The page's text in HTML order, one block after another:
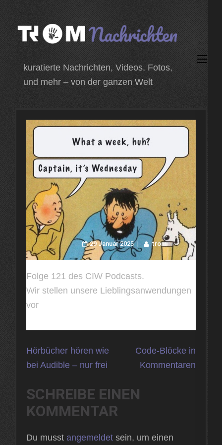
Zum
Inhalt
springen
drücken)
kuratierte Nachrichten, Videos, Fotos,
und mehr – von der ganzen Welt
29 Januar 2025 trom
Folge 121 des CIW Podcasts.
Wir stellen unsere Lieblingsanwendungen
vor
Beitragsnavigation
Hörbücher hören wie
bei Audible – nur frei
Code-Blöcke in
Kommentaren
SCHREIBE EINEN
KOMMENTAR
Du musst angemeldet sein, um einen